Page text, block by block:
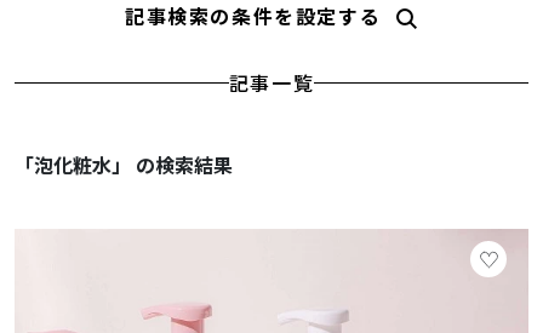
記事検索の条件を設定する
記事一覧
「泡化粧水」 の検索結果